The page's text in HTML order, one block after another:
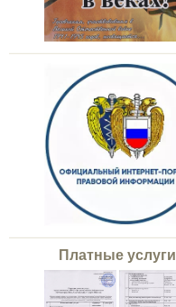
Платные услуги